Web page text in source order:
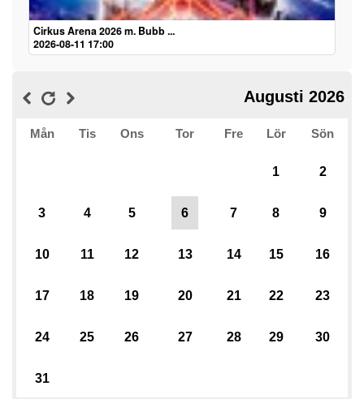
Cirkus Arena 2026 m. Bubb ...
2026-08-11 17:00
Augusti 2026
Mån Tis Ons Tor Fre Lör Sön
1 2
3 4 5 6 7 8 9
10 11 12 13 14 15 16
17 18 19 20 21 22 23
24 25 26 27 28 29 30
31